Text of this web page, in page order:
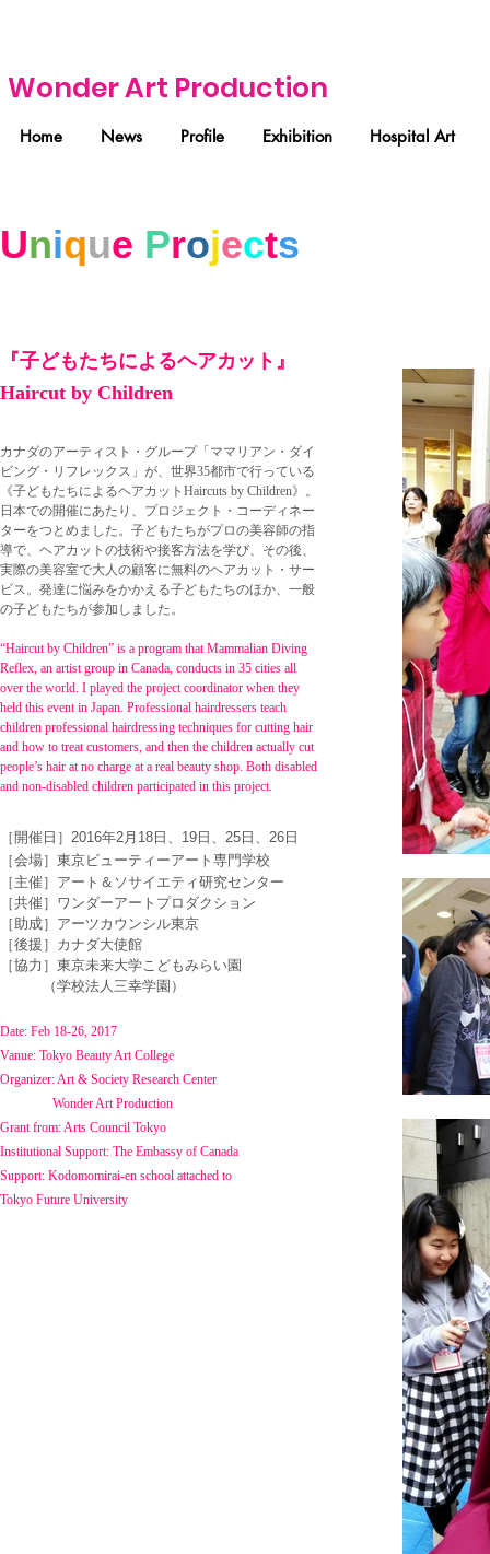
Wonder Art Production
Home News Profile Exhibition Hospital Art
Unique Projects
『子どもたちによるヘアカット』
Haircut by Children
カナダのアーティスト・グループ「ママリアン・ダイ
ビング・リフレックス」が、世界35都市で行っている
《子どもたちによるヘアカットHaircuts by Children》。
日本での開催にあたり、プロジェクト・コーディネー
ターをつとめました。子どもたちがプロの美容師の指
導で、ヘアカットの技術や接客方法を学び、その後、
実際の美容室で大人の顧客に無料のヘアカット・サー
ビス。発達に悩みをかかえる子どもたちのほか、一般
の子どもたちが参加しました。
“Haircut by Children” is a program that Mammalian Diving
Reflex, an artist group in Canada, conducts in 35 cities all
over the world. I played the project coordinator when they
held this event in Japan. Professional hairdressers teach
children professional hairdressing techniques for cutting hair
and how to treat customers, and then the children actually cut
people’s hair at no charge at a real beauty shop. Both disabled
and non-disabled children participated in this project.
​［開催日］ 2016年2月18日、19日、25日、26日
​［会場］東京ビューティーアート専門学校
［主催］アート＆ソサイエティ研究センター
［共催］ワンダーアートプロダクション
［助成］アーツカウンシル東京
［後援］カナダ大使館
［協力］東京未来大学こどもみらい園
（学校法人三幸学園）
​Date: Feb 18-26, 2017
​Vanue: Tokyo Beauty Art College
Organizer: Art & Society Research Center
Wonder Art Production
Grant from: Arts Council Tokyo
Institutional Support: The Embassy of Canada
Support: Kodomomirai-en school attached to
Tokyo Future University